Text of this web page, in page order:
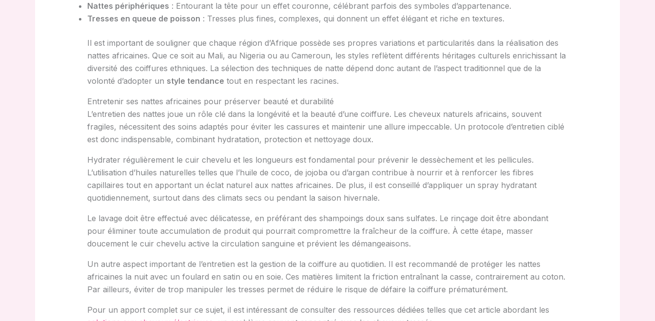
Nattes périphériques : Entourant la tête pour un effet couronne, célébrant parfois des symboles d’appartenance.
Tresses en queue de poisson : Tresses plus fines, complexes, qui donnent un effet élégant et riche en textures.
Il est important de souligner que chaque région d’Afrique possède ses propres variations et particularités dans la réalisation des
nattes africaines. Que ce soit au Mali, au Nigeria ou au Cameroun, les styles reflètent différents héritages culturels enrichissant la
diversité des coiffures ethniques. La sélection des techniques de natte dépend donc autant de l’aspect traditionnel que de la
volonté d’adopter un style tendance tout en respectant les racines.
Entretenir ses nattes africaines pour préserver beauté et durabilité
L’entretien des nattes joue un rôle clé dans la longévité et la beauté d’une coiffure. Les cheveux naturels africains, souvent
fragiles, nécessitent des soins adaptés pour éviter les cassures et maintenir une allure impeccable. Un protocole d’entretien ciblé
est donc indispensable, combinant hydratation, protection et nettoyage doux.
Hydrater régulièrement le cuir chevelu et les longueurs est fondamental pour prévenir le dessèchement et les pellicules.
L’utilisation d’huiles naturelles telles que l’huile de coco, de jojoba ou d’argan contribue à nourrir et à renforcer les fibres
capillaires tout en apportant un éclat naturel aux nattes africaines. De plus, il est conseillé d’appliquer un spray hydratant
quotidiennement, surtout dans des climats secs ou pendant la saison hivernale.
Le lavage doit être effectué avec délicatesse, en préférant des shampoings doux sans sulfates. Le rinçage doit être abondant
pour éliminer toute accumulation de produit qui pourrait compromettre la fraîcheur de la coiffure. À cette étape, masser
doucement le cuir chevelu active la circulation sanguine et prévient les démangeaisons.
Un autre aspect important de l’entretien est la gestion de la coiffure au quotidien. Il est recommandé de protéger les nattes
africaines la nuit avec un foulard en satin ou en soie. Ces matières limitent la friction entraînant la casse, contrairement au coton.
Par ailleurs, éviter de trop manipuler les tresses permet de réduire le risque de défaire la coiffure prématurément.
Pour un apport complet sur ce sujet, il est intéressant de consulter des ressources dédiées telles que cet article abordant les